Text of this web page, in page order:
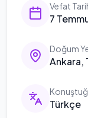
Vefat
7
Doğum
Ankara,
Türkçe